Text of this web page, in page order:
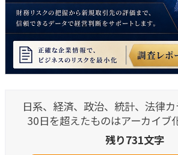
日系、経済、政治、統計、法律
30日を超えたものはアーカイブ
残り731文字